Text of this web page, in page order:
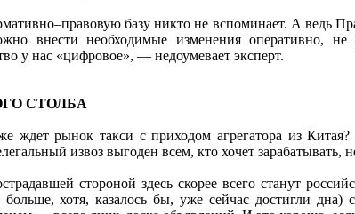
базу никто не вспоминает. А ведь
внести необходимые изменения оперативно,
у нас «цифровое», — недоумевает эксперт.
СТОЛБА
ждет рынок такси с приходом агрегатора из
извоз выгоден всем, кто хочет зарабатывать,
стороной здесь скорее всего станут
хотя, казалось бы, уже сейчас достигли